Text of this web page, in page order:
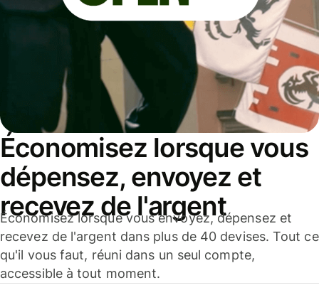
Économisez lorsque vous
dépensez, envoyez et
recevez de l'argent
Économisez lorsque vous envoyez, dépensez et
recevez de l'argent dans plus de 40 devises. Tout ce
qu'il vous faut, réuni dans un seul compte,
accessible à tout moment.